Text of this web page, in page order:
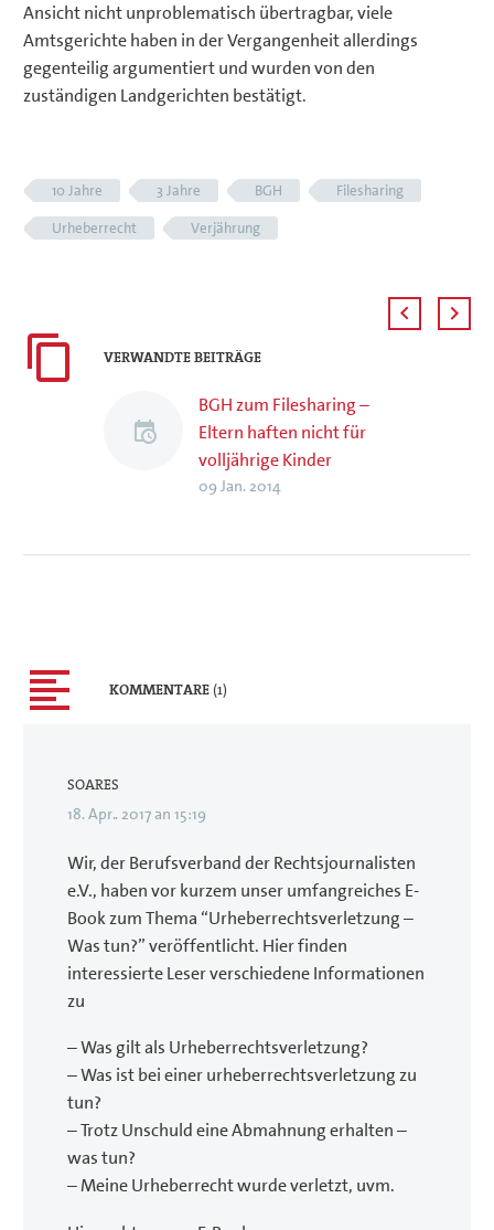
Ansicht nicht unproblematisch übertragbar, viele
Amtsgerichte haben in der Vergangenheit allerdings
gegenteilig argumentiert und wurden von den
zuständigen Landgerichten bestätigt.
10 Jahre 3 Jahre BGH
Filesharing
Urheberrecht
Verjährung
VERWANDTE BEITRÄGE
BGH zum Filesharing –
Eltern haften nicht für
volljährige Kinder
09 Jan. 2014
KOMMENTARE (1)
SOARES
18. Apr.. 2017 an 15:19
Wir, der Berufsverband der Rechtsjournalisten
e.V., haben vor kurzem unser umfangreiches E-
Book zum Thema “Urheberrechtsverletzung –
Was tun?” veröffentlicht. Hier finden
interessierte Leser verschiedene Informationen
zu
– Was gilt als Urheberrechtsverletzung?
– Was ist bei einer urheberrechtsverletzung zu
tun?
– Trotz Unschuld eine Abmahnung erhalten –
was tun?
– Meine Urheberrecht wurde verletzt, uvm.